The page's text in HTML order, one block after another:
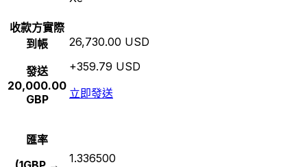
收款方實際
到帳
發送
20,000.00
GBP
26,730.00 USD
+359.79 USD
立即發送
匯率
1.336500